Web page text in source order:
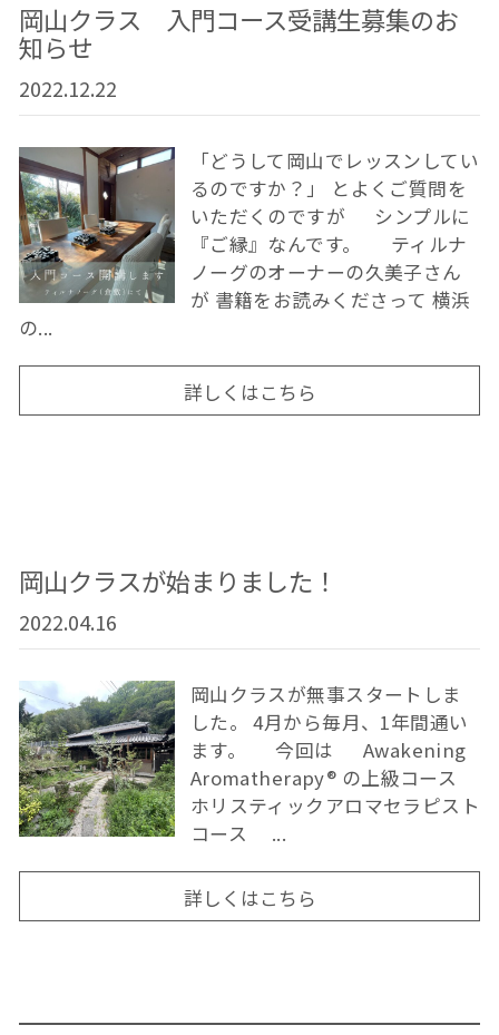
岡山クラス 入門コース受講生募集のお
知らせ
2022.12.22
「どうして岡山でレッスンしてい
るのですか？」 とよくご質問を
いただくのですが シンプルに
『ご縁』なんです。 ティルナ
ノーグのオーナーの久美子さん
が 書籍をお読みくださって 横浜
の...
詳しくはこちら
岡山クラスが始まりました！
2022.04.16
岡山クラスが無事スタートしま
した。 4月から毎月、1年間通い
ます。 今回は Awakening
Aromatherapy® の上級コース
ホリスティックアロマセラピスト
コース ...
詳しくはこちら